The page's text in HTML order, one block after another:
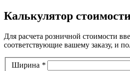
Калькулятор
Для расчета розничной стоимости
соответствующие вашему заказу, и
Ширина *